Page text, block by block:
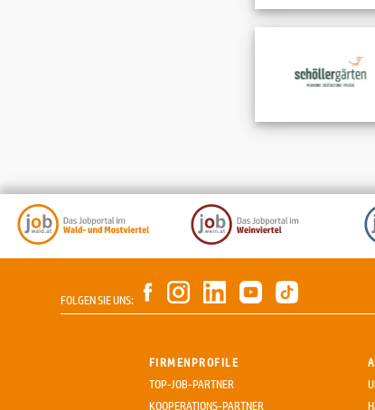
FOLGEN SIE UNS:
FIRMENPROFILE
TOP-JOB-PARTNER
KOOPERATIONS-PARTNER